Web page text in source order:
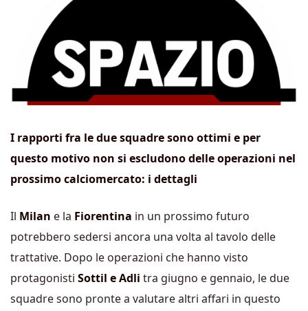
I rapporti fra le due squadre sono ottimi e per
questo motivo non si escludono delle operazioni nel
prossimo calciomercato: i dettagli
Il Milan e la Fiorentina in un prossimo futuro
potrebbero sedersi ancora una volta al tavolo delle
trattative. Dopo le operazioni che hanno visto
protagonisti Sottil e Adli tra giugno e gennaio, le due
squadre sono pronte a valutare altri affari in questo